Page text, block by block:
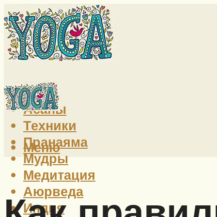
Йога
Асаны
Техники
Пранаяма
Мудры
Медитация
Аюрведа
Индия
Меню